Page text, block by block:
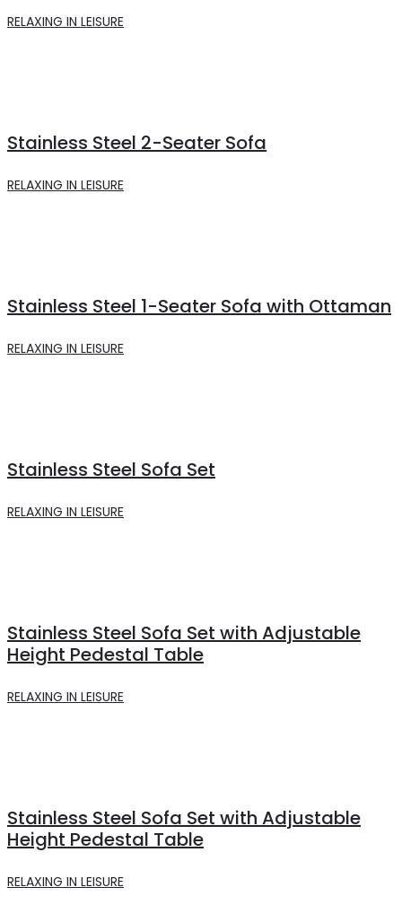
RELAXING IN LEISURE
Stainless Steel 2-Seater Sofa
RELAXING IN LEISURE
Stainless Steel 1-Seater Sofa with Ottaman
RELAXING IN LEISURE
Stainless Steel Sofa Set
RELAXING IN LEISURE
Stainless Steel Sofa Set with Adjustable
Height Pedestal Table
RELAXING IN LEISURE
Stainless Steel Sofa Set with Adjustable
Height Pedestal Table
RELAXING IN LEISURE